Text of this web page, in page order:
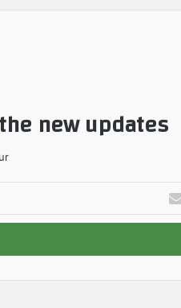
new updates!